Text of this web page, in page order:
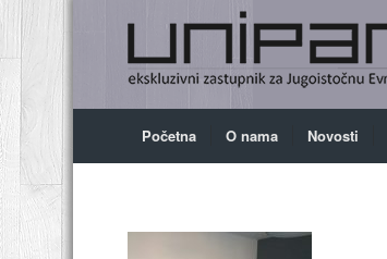
Početna O nama Novosti